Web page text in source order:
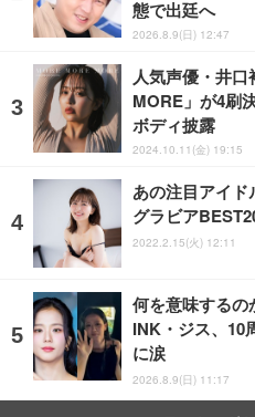
態で出廷へ
2026.8.9(日) 12:47
人気声優・井
MORE」が4刷
ボディ披露
2024.10.11(金) 19:15
あの注目アイ
グラビア
2022.2.15(火) 12:11
何を意味する
INK・ジス、10
に涙
2026.8.9(日) 11:17